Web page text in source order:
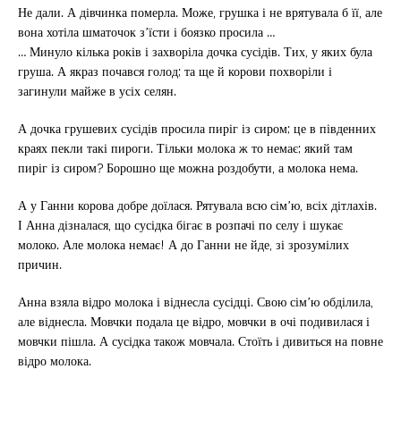
Не дали. А дівчинка померла. Може, грушка і не врятувала б її, але
вона хотіла шматочок з’їсти і боязко просила …
… Минуло кілька років і захворіла дочка сусідів. Тих, у яких була
груша. А якраз почався голод; та ще й корови похворіли і
загинули майже в усіх селян.
А дочка грушевих сусідів просила пиріг із сиром; це в південних
краях пекли такі пироги. Тільки молока ж то немає; який там
пиріг із сиром? Борошно ще можна роздобути, а молока нема.
А у Ганни корова добре доїлася. Рятувала всю сім’ю, всіх дітлахів.
І Анна дізналася, що сусідка бігає в розпачі по селу і шукає
молоко. Але молока немає! А до Ганни не йде, зі зрозумілих
причин.
Анна взяла відро молока і віднесла сусідці. Свою сім’ю обділила,
але віднесла. Мовчки подала це відро, мовчки в очі подивилася і
мовчки пішла. А сусідка також мовчала. Стоїть і дивиться на повне
відро молока.